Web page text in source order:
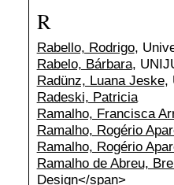
R
Rabello, Rodrigo,
Rabelo, Bárbara,
Radünz, Luana Jeske,
Radeski, Patricia
Ramalho, Francisca
Ramalho, Rogério
Ramalho, Rogério
Ramalho de Abreu,
Design</span>